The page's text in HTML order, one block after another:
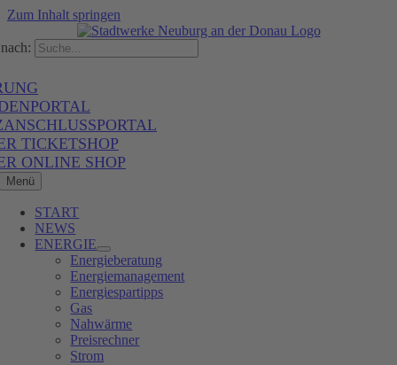
Zum Inhalt springen
TICKETSHOP
ONLINE SHOP
Menü
START
NEWS
ENERGIE
Energieberatung
Energiemanagement
Energiespartipps
Gas
Nahwärme
Preisrechner
Strom